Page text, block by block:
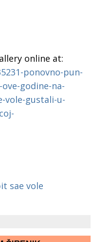
online at:
ponovno-pun-
godine-na-
vole-gustali-u-
sae vole